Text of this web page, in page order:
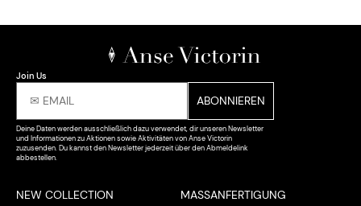
Join Us
Deine Daten werden ausschließlich dazu verwendet, dir unseren Newsletter
und Informationen zu Aktionen sowie Aktivitäten von Anse Victorin
zuzusenden. Du kannst den Newsletter jederzeit über den Abmeldelink
abbestellen.
NEW COLLECTION
MASSANFERTIGUNG